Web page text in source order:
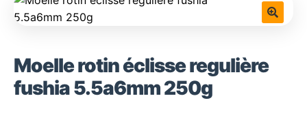
Moelle rotin éclisse regulière
fushia 5.5a6mm 250g